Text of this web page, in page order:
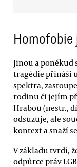
Homofobie
Jinou a
tragédie přináší
spektra,
rodinu či jejím
Hrabou (nestr.,
odsuzuje, ale
kontext a snaží
V základu tvrdí,
odpůrce práv